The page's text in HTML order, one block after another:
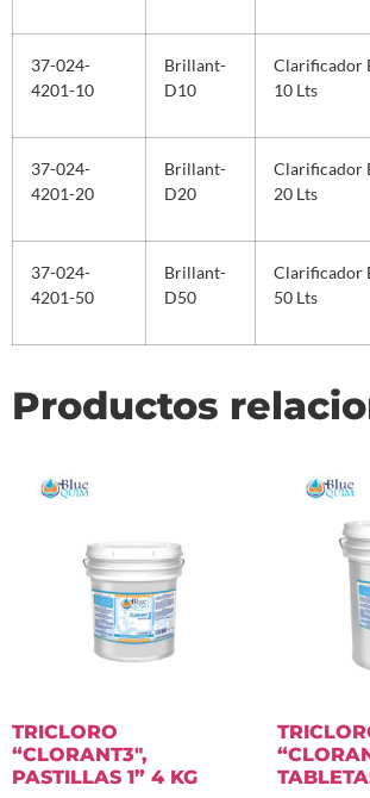
37-024-
4201-10
Brillant-
D10
Clarificador
10 Lts
37-024-
4201-20
Brillant-
D20
Clarificador
20 Lts
37-024-
4201-50
Brillant-
D50
Clarificador
50 Lts
Productos
TRICLORO
“CLORANT3″,
PASTILLAS 1” 4 KG